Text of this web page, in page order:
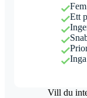
Ett
Vill du